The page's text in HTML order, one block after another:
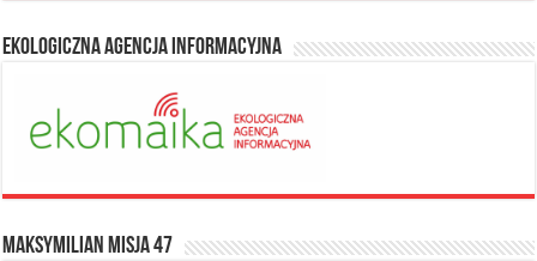
Ekologiczna Agencja Informacyjna
Maksymilian Misja 47